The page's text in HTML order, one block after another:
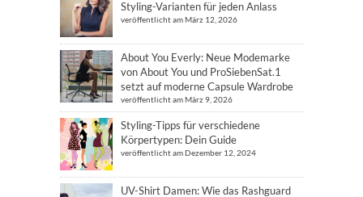
Styling-Varianten für jeden Anlass
veröffentlicht am März 12, 2026
About You Everly: Neue Modemarke
von About You und ProSiebenSat.1
setzt auf moderne Capsule Wardrobe
veröffentlicht am März 9, 2026
Styling-Tipps für verschiedene
Körpertypen: Dein Guide
veröffentlicht am Dezember 12, 2024
UV-Shirt Damen: Wie das Rashguard